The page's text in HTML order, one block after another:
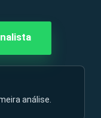
análise.